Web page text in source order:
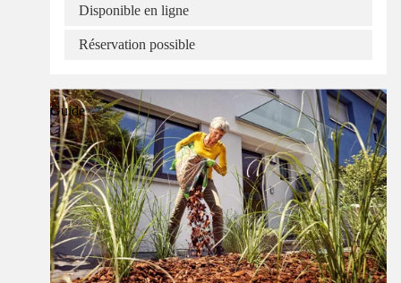
Disponible en ligne
Réservation possible
Guide